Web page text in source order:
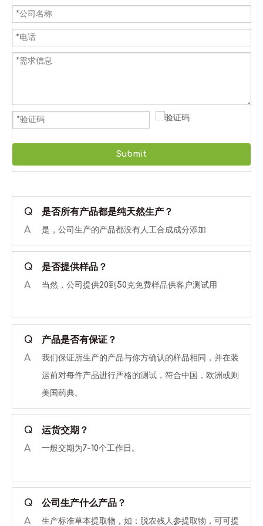
Submit
Q
是否所有产品都是纯天然生产？
A
是，公司生产的产品都没有人工合成成分添加
Q
是否提供样品？
A
当然，公司提供20到50克免费样品供客户测试用
Q
产品是否有保证？
A
我们保证所生产的产品与你方确认的样品相同，并在装
运前对每件产品进行严格的测试，符合中国，欧洲或则
美国药典。
Q
运货交期？
A
一般交期为7-10个工作日。
Q
公司生产什么产品？
A
生产标准草本提取物，如：脱农残人参提取物，可可提